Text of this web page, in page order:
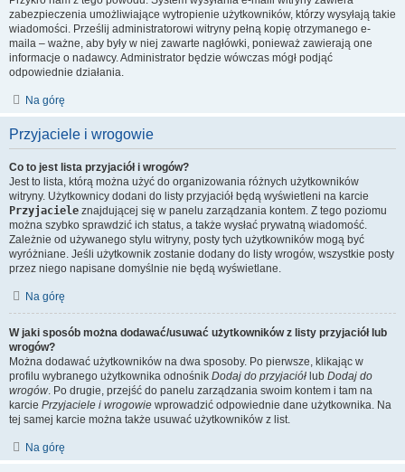
zabezpieczenia umożliwiające wytropienie użytkowników, którzy wysyłają takie
wiadomości. Prześlij administratorowi witryny pełną kopię otrzymanego e-
maila – ważne, aby były w niej zawarte nagłówki, ponieważ zawierają one
informacje o nadawcy. Administrator będzie wówczas mógł podjąć
odpowiednie działania.
Na górę
Przyjaciele i wrogowie
Co to jest lista przyjaciół i wrogów?
Jest to lista, którą można użyć do organizowania różnych użytkowników
witryny. Użytkownicy dodani do listy przyjaciół będą wyświetleni na karcie
Przyjaciele znajdującej się w panelu zarządzania kontem. Z tego poziomu
można szybko sprawdzić ich status, a także wysłać prywatną wiadomość.
Zależnie od używanego stylu witryny, posty tych użytkowników mogą być
wyróżniane. Jeśli użytkownik zostanie dodany do listy wrogów, wszystkie posty
przez niego napisane domyślnie nie będą wyświetlane.
Na górę
W jaki sposób można dodawać/usuwać użytkowników z listy przyjaciół lub
wrogów?
Można dodawać użytkowników na dwa sposoby. Po pierwsze, klikając w
profilu wybranego użytkownika odnośnik Dodaj do przyjaciół lub Dodaj do
wrogów. Po drugie, przejść do panelu zarządzania swoim kontem i tam na
karcie Przyjaciele i wrogowie wprowadzić odpowiednie dane użytkownika. Na
tej samej karcie można także usuwać użytkowników z list.
Na górę